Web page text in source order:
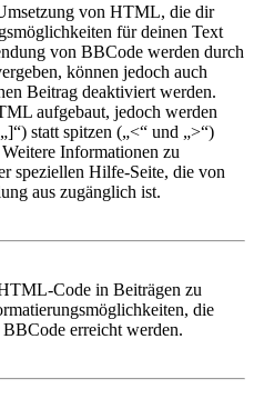
von HTML, die dir
für deinen Text
von BBCode werden durch
können jedoch auch
Beitrag deaktiviert werden.
aufgebaut, jedoch werden
statt spitzen („<“ und „>“)
Informationen zu
speziellen Hilfe-Seite, die von
aus zugänglich ist.
Code in Beiträgen zu
die
erreicht werden.